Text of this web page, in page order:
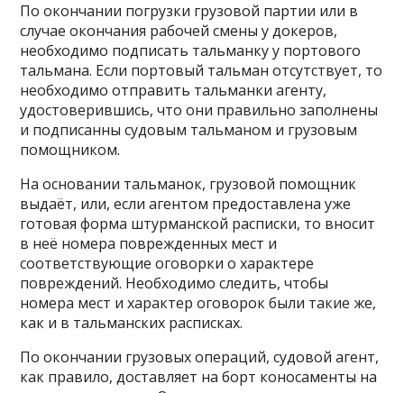
По окончании погрузки грузовой партии или в
случае окончания рабочей смены у докеров,
необходимо подписать тальманку у портового
тальмана. Если портовый тальман отсутствует, то
необходимо отправить тальманки агенту,
удостоверившись, что они правильно заполнены
и подписанны судовым тальманом и грузовым
помощником.
На основании тальманок, грузовой помощник
выдаёт, или, если агентом предоставлена уже
готовая форма штурманской расписки, то вносит
в неё номера поврежденных мест и
соответствующие оговорки о характере
повреждений. Необходимо следить, чтобы
номера мест и характер оговорок были такие же,
как и в тальманских расписках.
По окончании грузовых операций, судовой агент,
как правило, доставляет на борт коносаменты на